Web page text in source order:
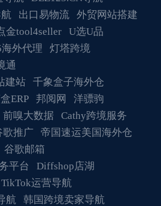
出口易物流
外贸网站搭建
金tool4seller
U选U品
海外代理
灯塔跨境
通
建站
千象盒子海外仓
ERP 邦阅网
洋骠驹
前嗅大数据
Cathy跨境服务
歌推广
帝国速运美国海外仓
谷歌邮箱
平台
Diffshop店湖
TikTok运营导航
航
韩国跨境卖家导航